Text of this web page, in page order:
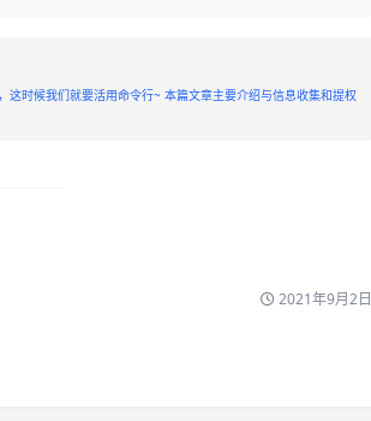
时候我们就要活用命令行~ 本篇文章主要介绍与信息收集和提权
2021年9月2日